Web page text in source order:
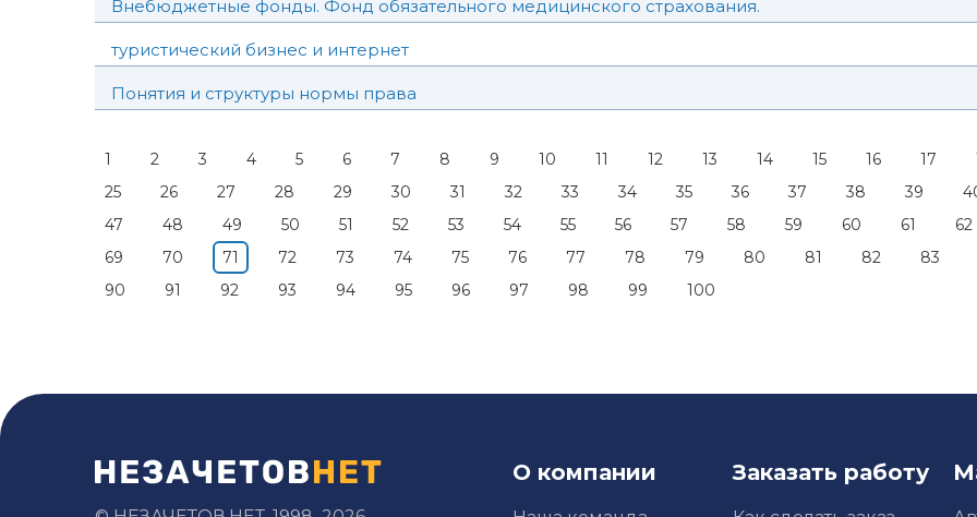
Внебюджетные фонды. Фонд обязательного медицинского страхования.
туристический бизнес и интернет
Понятия и структуры нормы права
1 2 3 4 5 6 7 8 9 10 11 12 13 14 15 16 17
25
26 27 28 29 30 31 32 33 34 35 36 37 38 39
47
48 49 50 51 52 53 54 55 56 57 58 59 60 61 62
69
70 71 72 73 74 75 76 77 78 79 80 81 82 83
90
91 92 93 94 95 96 97 98 99 100
О компании Заказать работу